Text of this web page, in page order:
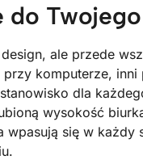
do
ale przede
komputerze,
dla
wysokość
wpasują się w każdy